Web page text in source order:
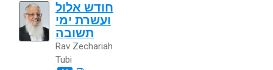
חודש אלול
ועשרת ימי
תשובה
Rav Zechariah
Tubi